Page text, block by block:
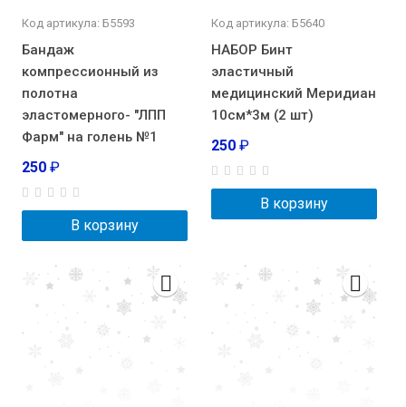
Код артикула: Б5593
Бандаж
компрессионный из
полотна
эластомерного- "ЛПП
Фарм" на голень №1
250 ₽
В корзину
Код артикула: Б5640
НАБОР Бинт
эластичный
медицинский Меридиан
10см*3м (2 шт)
250 ₽
В корзину